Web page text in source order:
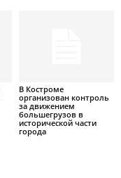
В Костроме
организован контроль
за движением
большегрузов в
исторической части
города